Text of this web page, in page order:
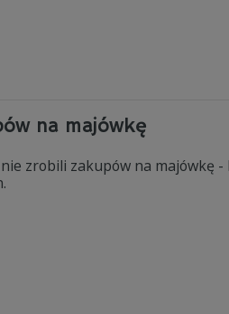
na majówkę
zrobili zakupów na majówkę -